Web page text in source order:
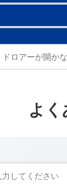
よく